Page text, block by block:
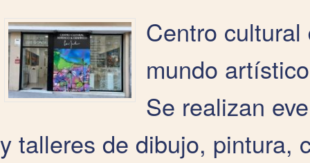
Centro
mundo
Se realizan
y talleres de dibujo, pintura,